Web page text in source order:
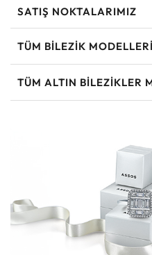
SATIŞ NOKTALARIMIZ
TÜM BILEZIK MODELLERI
TÜM ALTIN BILEZIKLER